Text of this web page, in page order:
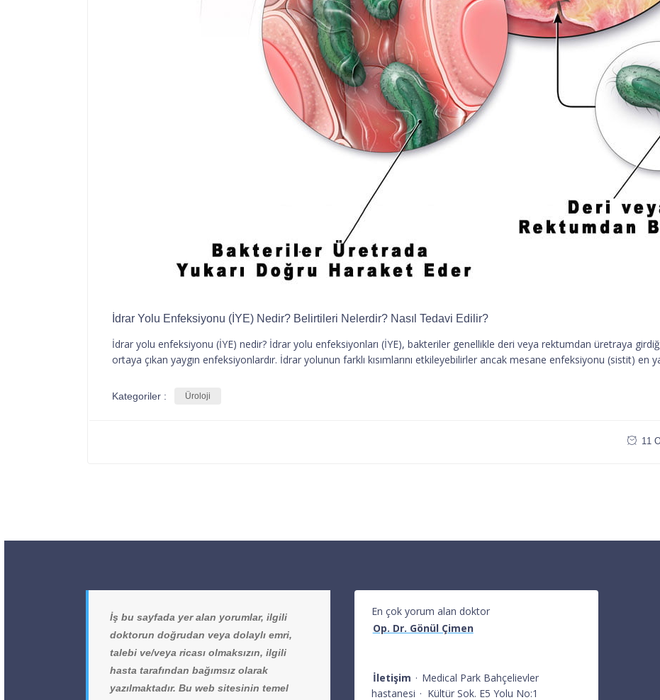
İdrar Yolu Enfeksiyonu (İYE) Nedir? Belirtileri Nelerdir? Nasıl Tedavi Edilir?
İdrar yolu enfeksiyonu (İYE) nedir? İdrar yolu enfeksiyonları (İYE), bakteriler genellikle deri veya rektumdan üretraya
ortaya çıkan yaygın enfeksiyonlardır. İdrar yolunun farklı kısımlarını etkileyebilirler ancak mesane enfeksiyonu (sistit) en
Kategoriler : Üroloji
11
İş bu sayfada yer alan yorumlar, ilgili
doktorun doğrudan veya dolaylı emri,
talebi ve/veya ricası olmaksızın, ilgili
hasta tarafından bağımsız olarak
yazılmaktadır. Bu web sitesinin temel
En çok yorum alan doktor
Op. Dr. Gönül Çimen
İletişim · Medical Park Bahçelievler
hastanesi · Kültür Sok. E5 Yolu No:1